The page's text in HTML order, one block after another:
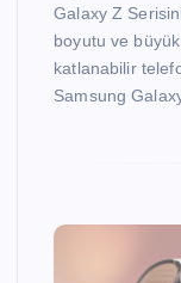
Galaxy Z
boyutu ve
katlanabilir
Samsung